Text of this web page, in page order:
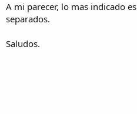
A mi parecer, lo mas indicado
separados.
Saludos.